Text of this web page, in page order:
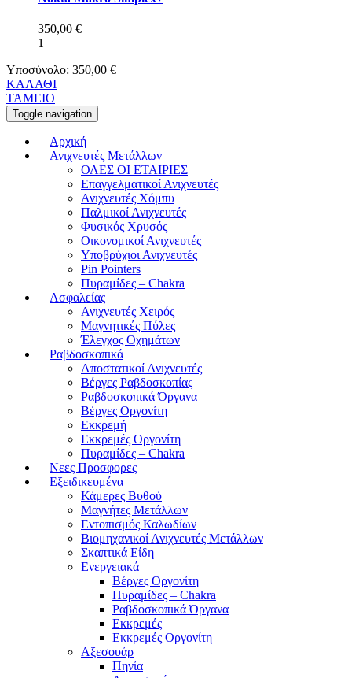
350,00 €
1
Υποσύνολο: 350,00 €
ΚΑΛΑΘΙ
ΤΑΜΕΙΟ
Toggle navigation
Αρχική
Ανιχνευτές Μετάλλων
ΟΛΕΣ ΟΙ ΕΤΑΙΡΙΕΣ
Επαγγελματικοί Ανιχνευτές
Ανιχνευτές Χόμπυ
Παλμικοί Ανιχνευτές
Φυσικός Χρυσός
Οικονομικοί Ανιχνευτές
Υποβρύχιοι Ανιχνευτές
Pin Pointers
Πυραμίδες – Chakra
Ασφαλείας
Ανιχνευτές Χειρός
Μαγνητικές Πύλες
Έλεγχος Οχημάτων
Ραβδοσκοπικά
Αποστατικοί Ανιχνευτές
Βέργες Ραβδοσκοπίας
Ραβδοσκοπικά Όργανα
Βέργες Οργονίτη
Εκκρεμή
Εκκρεμές Οργονίτη
Πυραμίδες – Chakra
Νεες Προσφορες
Εξειδικευμένα
Κάμερες Βυθού
Μαγνήτες Μετάλλων
Εντοπισμός Καλωδίων
Βιομηχανικοί Ανιχνευτές Μετάλλων
Σκαπτικά Είδη
Ενεργειακά
Βέργες Οργονίτη
Πυραμίδες – Chakra
Ραβδοσκοπικά Όργανα
Εκκρεμές
Εκκρεμές Οργονίτη
Αξεσουάρ
Πηνία